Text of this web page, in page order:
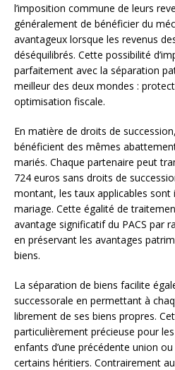
l’imposition commune de leurs
généralement de bénéficier du
avantageux lorsque les revenus
déséquilibrés. Cette possibilité
parfaitement avec la séparation
meilleur des deux mondes :
optimisation fiscale.
En matière de droits de
bénéficient des mêmes
mariés. Chaque partenaire peut
724 euros sans droits de
montant, les taux applicables sont
mariage. Cette égalité de
avantage significatif du PACS par
en préservant les avantages
biens.
La séparation de biens facilite
successorale en permettant à
librement de ses biens propres.
particulièrement précieuse pour
enfants d’une précédente union
certains héritiers. Contrairement